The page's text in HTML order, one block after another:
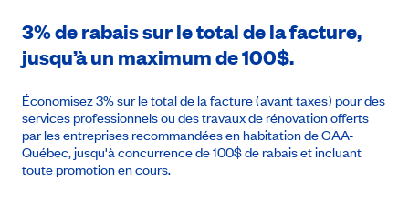
3% de rabais sur le total de la facture,
jusqu’à un maximum de 100$.
Économisez 3% sur le total de la facture (avant taxes) pour des
services professionnels ou des travaux de rénovation offerts
par les entreprises recommandées en habitation de CAA-
Québec, jusqu'à concurrence de 100$ de rabais et incluant
toute promotion en cours.